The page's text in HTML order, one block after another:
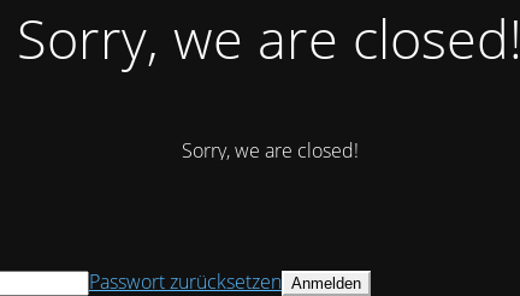
Sorry, we are closed!
Sorry, we are closed!
Passwort zurücksetzen